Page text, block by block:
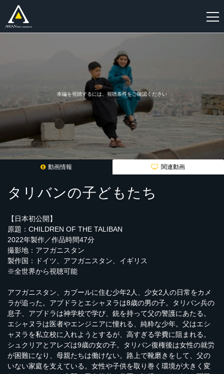
本編を視聴するには、視聴条件をご確認ください
動画情報 関連動画
タリバンの子どもたち
【日本初公開】
原題：CHILDREN OF THE TALIBAN
2022年製作／作品時間47分
撮影地：アフガニスタン
製作国：ドイツ、アフガニスタン、イギリス
※全世界から視聴可能
アフガニスタン、カブールに住む少年2人、少女2人の日常をカメ
ラが追った。アブドラとエシャヌラは8歳の男の子。タリバン兵の
息子、アブドラは神学校で学び、銃を持って父の警護にあたる。
エシャヌラは医者やエンジニアに憧れる、純粋な少年。父はエシ
ャヌラを私立校に入れようとするが、高すぎる学費に阻まれる。
シュクリアとアレズは9歳の女の子。タリバン復権後は女性の就労
が困難になり、母親たちは働けない。路上で靴磨きをして、父の
いない家庭を支えている。女性や子供を取り巻く環境が大きく変